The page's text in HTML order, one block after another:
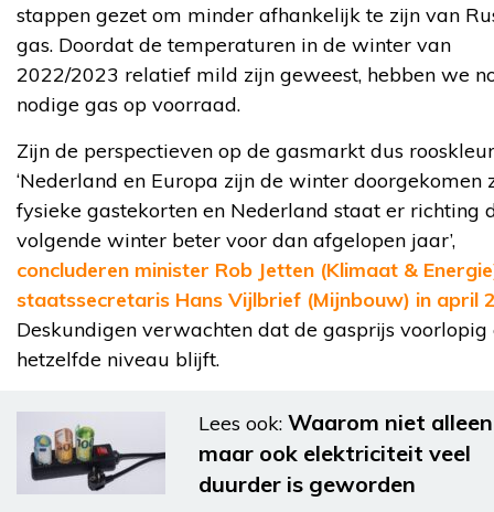
stappen gezet om minder afhankelijk te zijn van
gas. Doordat de temperaturen in de winter van
2022/2023 relatief mild zijn geweest, hebben we
nodige gas op voorraad.
Zijn de perspectieven op de gasmarkt dus
‘Nederland en Europa zijn de winter doorgekomen
fysieke gastekorten en Nederland staat er richting
volgende winter beter voor dan afgelopen jaar’,
concluderen minister Rob Jetten (Klimaat &
staatssecretaris Hans Vijlbrief (Mijnbouw) in april
Deskundigen verwachten dat de gasprijs voorlopig
hetzelfde niveau blijft.
Lees ook: Waarom niet
maar ook elektriciteit veel
duurder is geworden